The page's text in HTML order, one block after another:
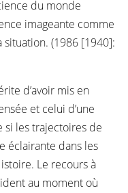
du monde
imageante comme
(1986 [1940]:
d’avoir mis en
et celui d’une
les trajectoires de
éclairante dans les
Le recours à
au moment où